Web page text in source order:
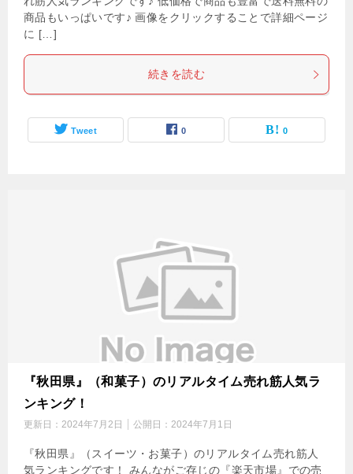
商品もいっぱいです♪ 画像をクリックすることで詳細ページ
に […]
続きを読む
Tweet 0 0
『秋田県』（和菓子）のリアルタイム売れ筋人気ラ
ンキング！
更新日： 2024年7月2日 公開日： 2024年7月1日
『秋田県』（スイーツ・お菓子）のリアルタイム売れ筋人
気ランキングです！ みんながご存じの『楽天市場』での売